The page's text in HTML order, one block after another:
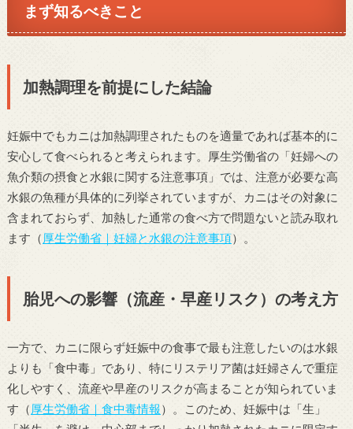
まず知るべきこと
加熱調理を前提にした結論
妊娠中でもカニは加熱調理されたものを適量であれば基本的に
安心して食べられると考えられます。厚生労働省の「妊婦への
魚介類の摂食と水銀に関する注意事項」では、注意が必要な高
水銀の魚種が具体的に列挙されていますが、カニはその対象に
含まれておらず、加熱した通常の食べ方で問題ないと読み取れ
ます（ 厚生労働省｜妊婦と水銀の注意事項）。
胎児への影響（流産・早産リスク）の考え方
一方で、カニに限らず妊娠中の食事で最も注意したいのは水銀
よりも「食中毒」であり、特にリステリア菌は妊婦さんで重症
化しやすく、流産や早産のリスクが高まることが知られていま
す（ 厚生労働省｜食中毒情報）。このため、妊娠中は「生」